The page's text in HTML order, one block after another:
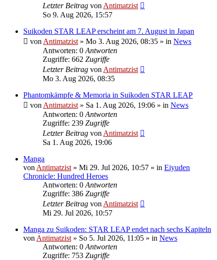
Letzter Beitrag von Antimatzist
So 9. Aug 2026, 15:57
Suikoden STAR LEAP erscheint am 7. August in Japan
von Antimatzist » Mo 3. Aug 2026, 08:35 » in News
Antworten: 0 Antworten
Zugriffe: 662 Zugriffe
Letzter Beitrag von Antimatzist
Mo 3. Aug 2026, 08:35
Phantomkämpfe & Memoria in Suikoden STAR LEAP
von Antimatzist » Sa 1. Aug 2026, 19:06 » in News
Antworten: 0 Antworten
Zugriffe: 239 Zugriffe
Letzter Beitrag von Antimatzist
Sa 1. Aug 2026, 19:06
Manga
von Antimatzist » Mi 29. Jul 2026, 10:57 » in Eiyuden
Chronicle: Hundred Heroes
Antworten: 0 Antworten
Zugriffe: 386 Zugriffe
Letzter Beitrag von Antimatzist
Mi 29. Jul 2026, 10:57
Manga zu Suikoden: STAR LEAP endet nach sechs Kapiteln
von Antimatzist » So 5. Jul 2026, 11:05 » in News
Antworten: 0 Antworten
Zugriffe: 753 Zugriffe